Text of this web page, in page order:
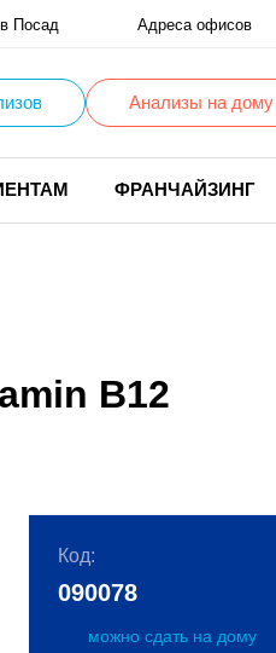
Посад Адреса офисов
Анализы на дому
ФРАНЧАЙЗИНГ
B12
Код:
090078
можно сдать на дому